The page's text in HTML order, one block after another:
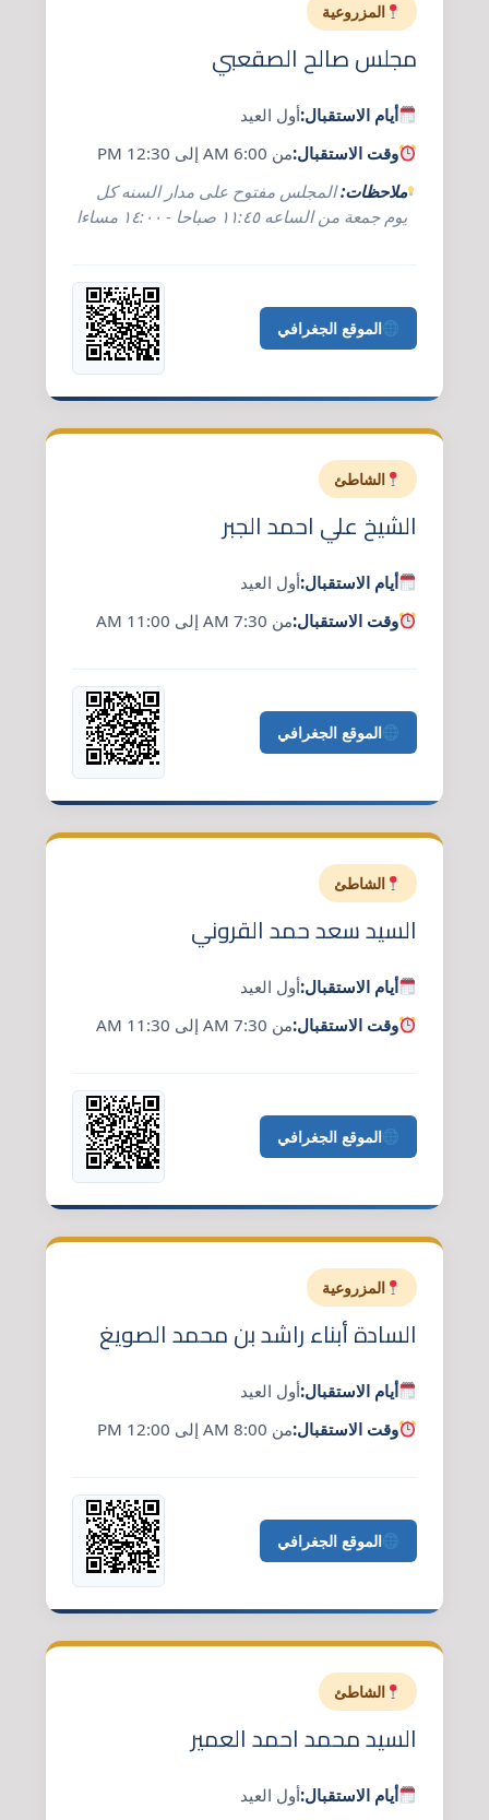
المزروعية
مجلس صالح الصقعبي
أيام الاستقبال:أول العيد
وقت الاستقبال:من 6:00 AM إلى 12:30 PM
ملاحظات:المجلس مفتوح على مدار السنه كل
يوم جمعة من الساعه ١١:٤٥ صباحا - ١٤:٠٠ مساءا
الموقع الجغرافي
الشاطئ
الشيخ علي احمد الجبر
أيام الاستقبال:أول العيد
وقت الاستقبال:من 7:30 AM إلى 11:00 AM
الموقع الجغرافي
الشاطئ
السيد سعد حمد القروني
أيام الاستقبال:أول العيد
وقت الاستقبال:من 7:30 AM إلى 11:30 AM
الموقع الجغرافي
المزروعية
السادة أبناء راشد بن محمد الصويغ
أيام الاستقبال:أول العيد
وقت الاستقبال:من 8:00 AM إلى 12:00 PM
الموقع الجغرافي
الشاطئ
السيد محمد احمد العمير
أيام الاستقبال:أول العيد